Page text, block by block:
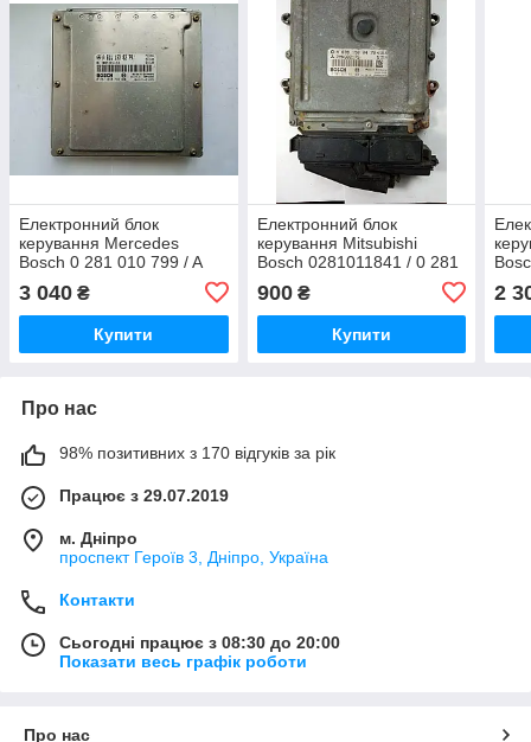
Електронний блок
керування Mercedes
Bosch 0 281 010 799 / A
3 040 ₴
Купити
Електронний блок
керування Mitsubishi
Bosch 0281011841 / 0 281
011441 / A 639 150 04 79
900₴
Купити
006
2
Про нас
98% позитивних з 170 відгуків за рік
Працює з 29.07.2019
м. Дніпро
проспект Героїв 3, Дніпро, Україна
Контакти
Сьогодні працює з 08:30 до 20:00
Показати весь графік роботи
Про нас